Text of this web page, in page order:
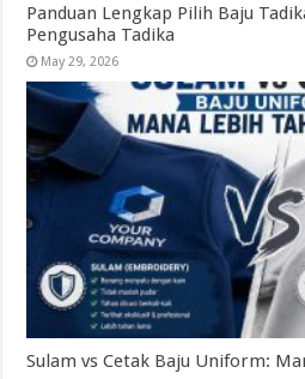
Panduan Lengkap Pilih Baju
Pengusaha Tadika
May 29, 2026
Sulam vs Cetak Baju Uniform: